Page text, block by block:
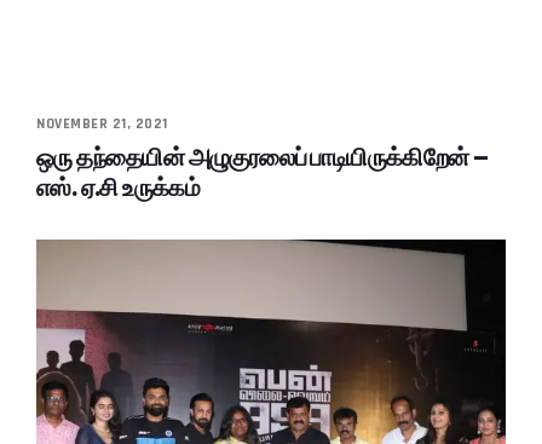
NOVEMBER 21, 2021
ஒரு தந்தையின் அழுகுரலைப் பாடியிருக்கிறேன் –
எஸ். ஏ.சி உருக்கம்